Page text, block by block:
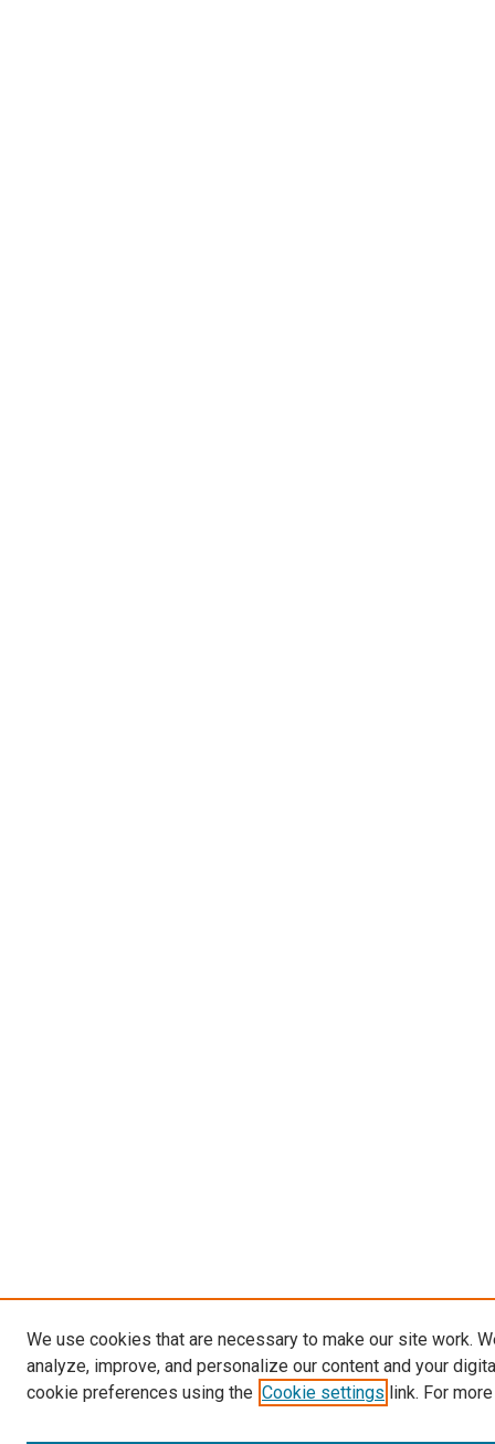
We use cookies that are necessary to make our site work.
analyze, improve, and personalize our content and your
cookie preferences using the Cookie settings link. For